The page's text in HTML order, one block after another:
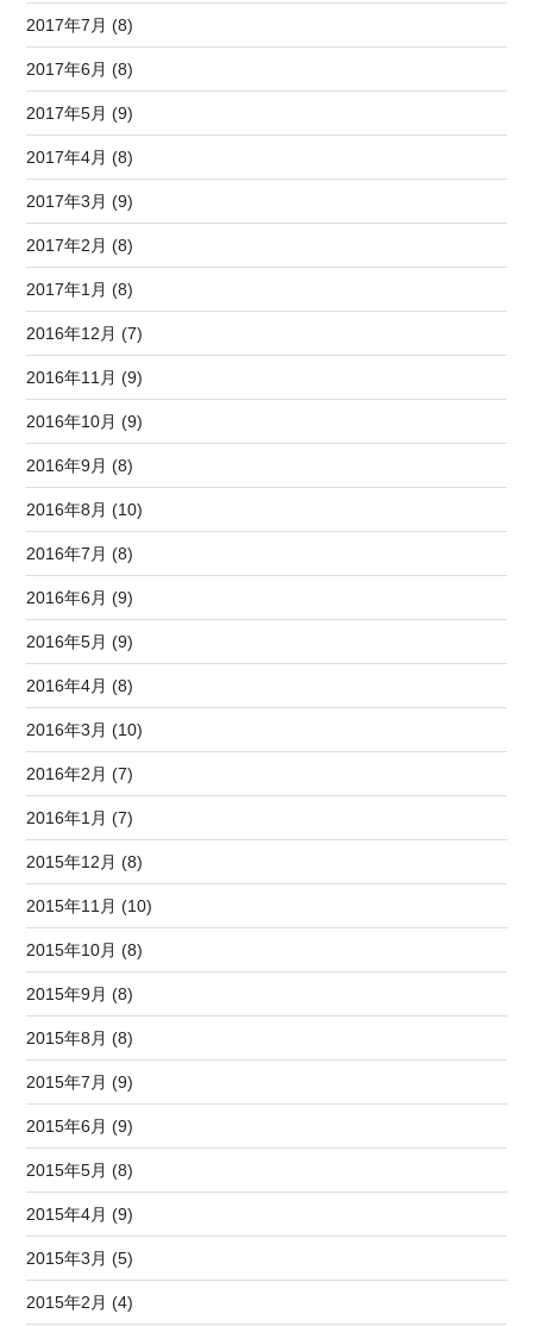
2017年7月 (8)
2017年6月 (8)
2017年5月 (9)
2017年4月 (8)
2017年3月 (9)
2017年2月 (8)
2017年1月 (8)
2016年12月 (7)
2016年11月 (9)
2016年10月 (9)
2016年9月 (8)
2016年8月 (10)
2016年7月 (8)
2016年6月 (9)
2016年5月 (9)
2016年4月 (8)
2016年3月 (10)
2016年2月 (7)
2016年1月 (7)
2015年12月 (8)
2015年11月 (10)
2015年10月 (8)
2015年9月 (8)
2015年8月 (8)
2015年7月 (9)
2015年6月 (9)
2015年5月 (8)
2015年4月 (9)
2015年3月 (5)
2015年2月 (4)